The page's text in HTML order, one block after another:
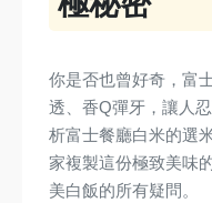
你是否也曾好奇，富
透、香Q彈牙，讓人
析富士餐廳白米的選
家複製這份極致美味
美白飯的所有疑問。